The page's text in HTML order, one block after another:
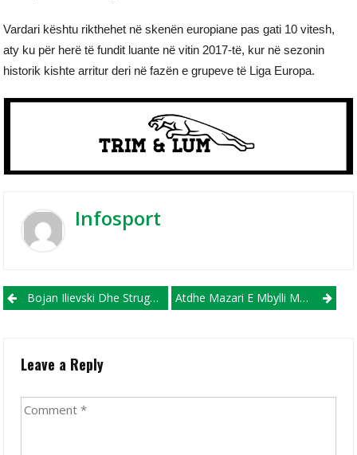
Vardari kështu rikthehet në skenën europiane pas gati 10 vitesh,
aty ku për herë të fundit luante në vitin 2017-të, kur në sezonin
historik kishte arritur deri në fazën e grupeve të Liga Europa.
Infosport
Post navigation
Bojan Ilievski Dhe Struga Trim Lum Ndajnë Rrugët Atdhe Mazari E Mbylli Me Shkëndijën, Rikthehet Te Varazhdin Në Kroaci
Leave a Reply